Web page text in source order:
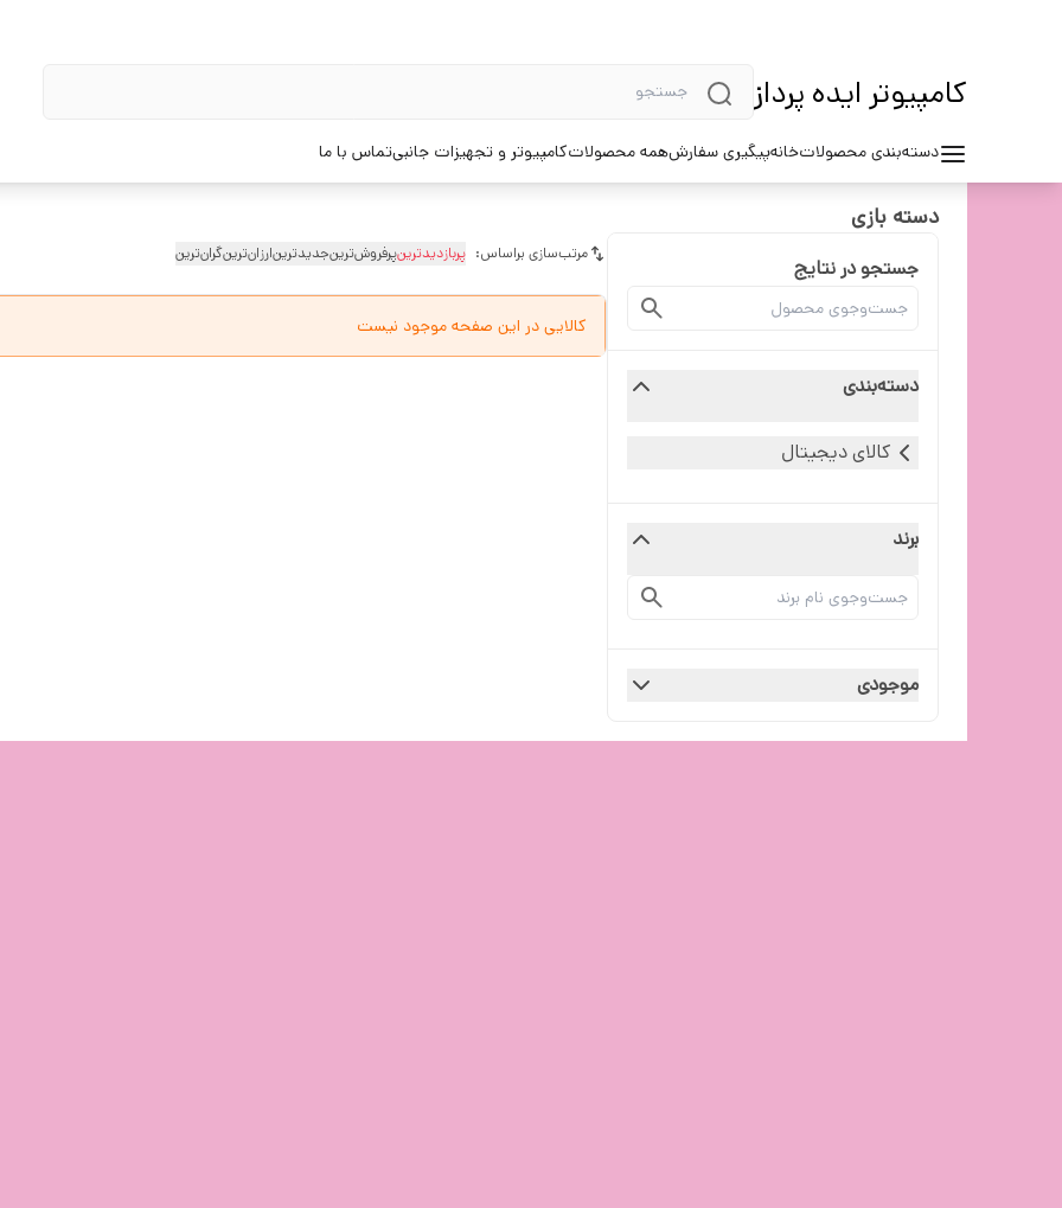
کامپیوتر ایده پرداز
دسته‌بندی محصولاتخانهپیگیری سفارشهمه محصولاتکامپیوتر و تجهیزات جانبیتماس با ما
دسته بازی
جستجو در نتایج
دسته‌بندی
کالای دیجیتال
برند
موجودی
مرتب‌سازی براساس: پربازدیدترینپرفروش‌ترینجدیدترینارزان‌ترینگران‌ترین
کالایی در این صفحه موجود نیست